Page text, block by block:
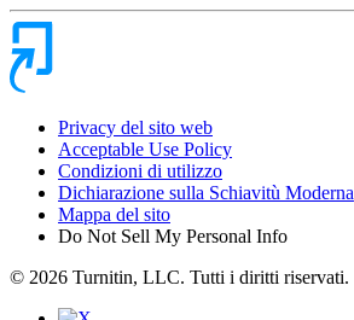
Privacy del sito web
Acceptable Use Policy
Condizioni di utilizzo
Dichiarazione sulla Schiavitù Moderna
Mappa del sito
Do Not Sell My Personal Info
© 2026 Turnitin, LLC. Tutti i diritti riservati.